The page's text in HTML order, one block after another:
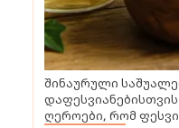
შინაურული
ღეროები, რომ